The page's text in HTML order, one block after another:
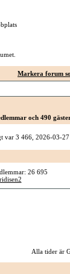
Markera forum
och 490
var 3 466, 2026-03-
26 695
Alla tider är